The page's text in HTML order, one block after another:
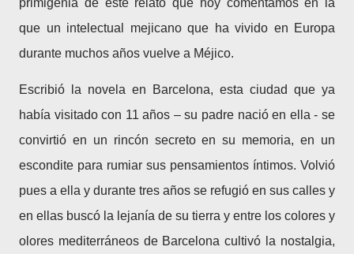
que un intelectual mejicano que ha vivido en Europa
durante muchos años vuelve a Méjico.
Escribió la novela en Barcelona, esta ciudad que ya
había visitado con 11 años – su padre nació en ella - se
convirtió en un rincón secreto en su memoria, en un
escondite para rumiar sus pensamientos íntimos. Volvió
pues a ella y durante tres años se refugió en sus calles y
en ellas buscó la lejanía de su tierra y entre los colores y
olores mediterráneos de Barcelona cultivó la nostalgia,